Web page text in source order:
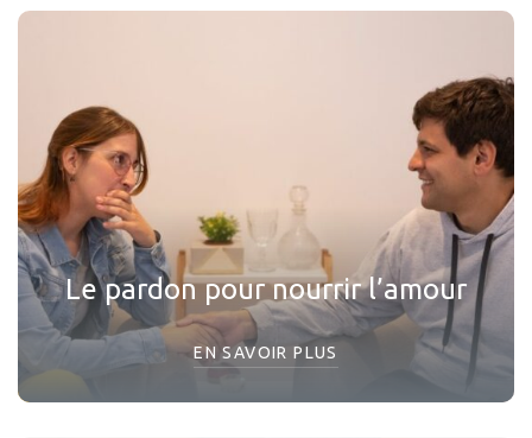
Le pardon pour nourrir l’amour
EN SAVOIR PLUS